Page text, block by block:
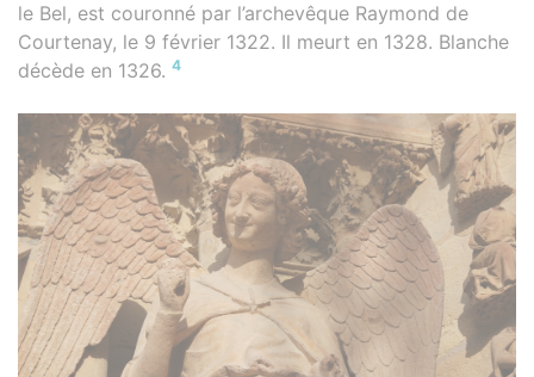
le Bel, est couronné par l’archevêque Raymond de
Courtenay, le 9 février 1322. Il meurt en 1328. Blanche
décède en 1326. 4